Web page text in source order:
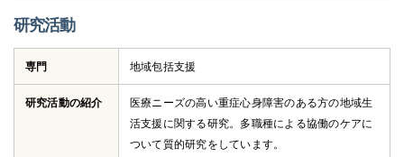
研究活動
専門 地域包括支援
研究活動の紹介
医療ニーズの高い重症心身障害のある方の地域生
活支援に関する研究。多職種による協働のケアに
ついて質的研究をしています。